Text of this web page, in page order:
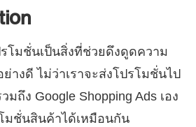
โมชั่นเป็นสิ่งที่ช่วยดึงดูดความ
างดี ไม่ว่าเราจะส่งโปรโมชั่นไป
ถึง Google Shopping Ads เอง
มชั่นสินค้าได้เหมือนกัน